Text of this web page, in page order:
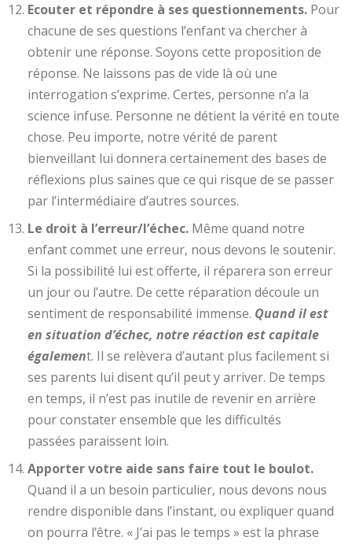
Ecouter et répondre à ses questionnements. Pour
chacune de ses questions l’enfant va chercher à
obtenir une réponse. Soyons cette proposition de
réponse. Ne laissons pas de vide là où une
interrogation s’exprime. Certes, personne n’a la
science infuse. Personne ne détient la vérité en toute
chose. Peu importe, notre vérité de parent
bienveillant lui donnera certainement des bases de
réflexions plus saines que ce qui risque de se passer
par l’intermédiaire d’autres sources.
Le droit à l’erreur/l’échec. Même quand notre
enfant commet une erreur, nous devons le soutenir.
Si la possibilité lui est offerte, il réparera son erreur
un jour ou l’autre. De cette réparation découle un
sentiment de responsabilité immense. Quand il est
en situation d’échec, notre réaction est capitale
également. Il se relèvera d’autant plus facilement si
ses parents lui disent qu’il peut y arriver. De temps
en temps, il n’est pas inutile de revenir en arrière
pour constater ensemble que les difficultés
passées paraissent loin.
Apporter votre aide sans faire tout le boulot.
Quand il a un besoin particulier, nous devons nous
rendre disponible dans l’instant, ou expliquer quand
on pourra l’être. « J’ai pas le temps » est la phrase